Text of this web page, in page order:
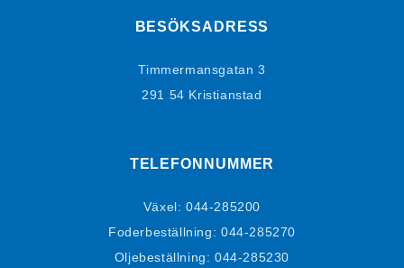
BESÖKSADRESS
Timmermansgatan 3
291 54 Kristianstad
TELEFONNUMMER
Växel:044-285200
Foderbeställning: 044-285270
Oljebeställning:044-285230